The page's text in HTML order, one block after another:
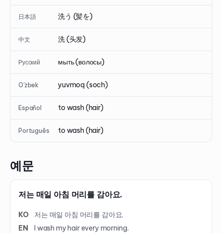
日本語 洗う (髪を)
中文 洗 (头发)
Русский мыть (волосы)
O'zbek yuvmoq (soch)
Español to wash (hair)
Português to wash (hair)
예문
저는 매일 아침 머리를 감아요.
KO
저는 매일 아침 머리를 감아요.
EN
I wash my hair every morning.